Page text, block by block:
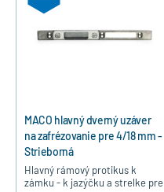
MACO hlavný dverný uzáver
na zafrézovanie pre 4/18 mm -
Strieborná
Hlavný rámový protikus k
zámku - k jazýčku a strelke pre